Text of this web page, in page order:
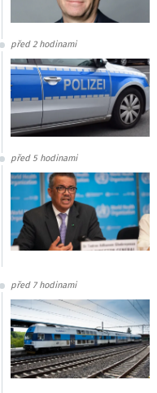
před 2 hodinami
před 5 hodinami
před 7 hodinami